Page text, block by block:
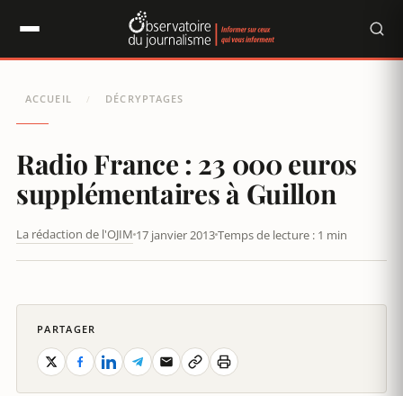
ACCUEIL / DÉCRYPTAGES
Radio France : 23 000 euros
supplémentaires à Guillon
La rédaction de l'OJIM 17 janvier 2013Temps de lecture : 1 min
PARTAGER
Panneau de gestion des cookies